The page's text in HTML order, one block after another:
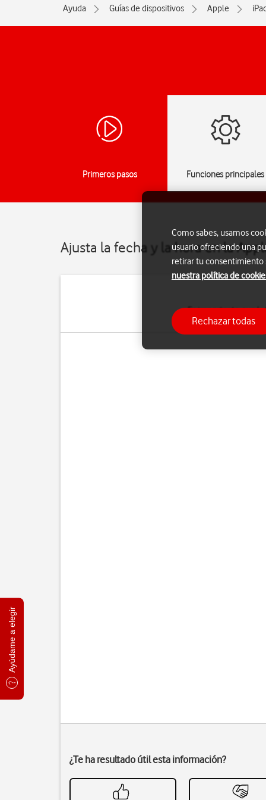
Ayúdame a elegir
Ayuda Guías de dispositivos Apple
Primeros pasos Funciones principales
Ajusta la fecha y la hora en la
Es importante que la
¿Te ha resultado útil esta información?
Como sabes, usamos
usuario ofreciendo una
retirar tu consentimiento
nuestra política de
Rechazar todas